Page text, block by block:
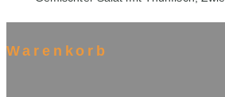
Warenkorb